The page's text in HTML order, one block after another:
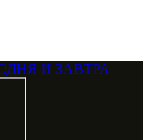
И ЗАВТРА